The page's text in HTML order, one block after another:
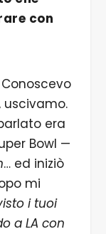
con
uscivamo.
era
Bowl —
… ed iniziò
mi
i tuoi
a LA con